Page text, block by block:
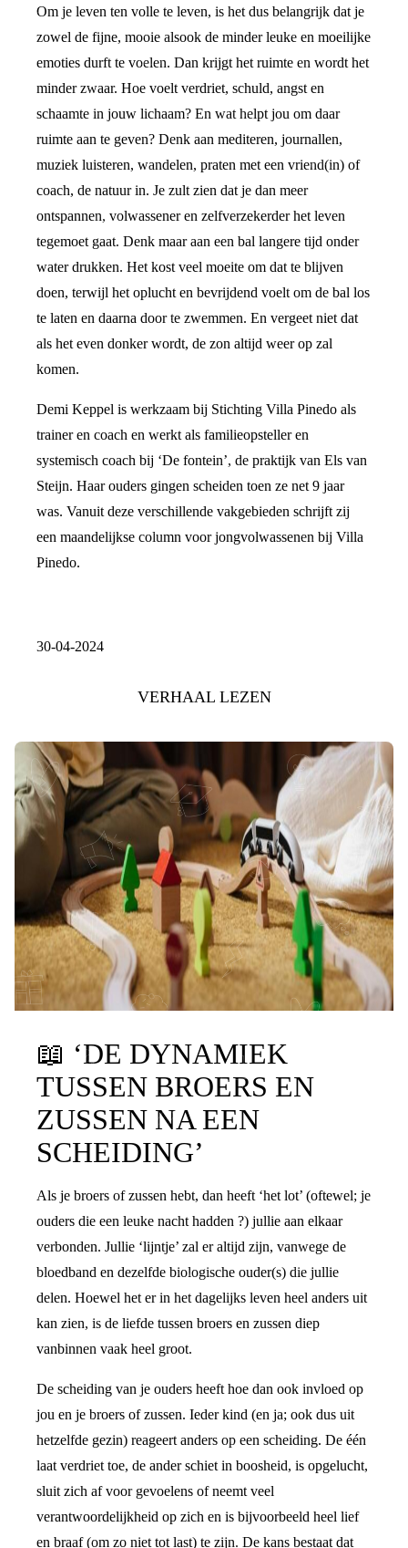
Om je leven ten volle te leven, is het dus belangrijk dat je
zowel de fijne, mooie alsook de minder leuke en moeilijke
emoties durft te voelen. Dan krijgt het ruimte en wordt het
minder zwaar. Hoe voelt verdriet, schuld, angst en
schaamte in jouw lichaam? En wat helpt jou om daar
ruimte aan te geven? Denk aan mediteren, journallen,
muziek luisteren, wandelen, praten met een vriend(in) of
coach, de natuur in. Je zult zien dat je dan meer
ontspannen, volwassener en zelfverzekerder het leven
tegemoet gaat. Denk maar aan een bal langere tijd onder
water drukken. Het kost veel moeite om dat te blijven
doen, terwijl het oplucht en bevrijdend voelt om de bal los
te laten en daarna door te zwemmen. En vergeet niet dat
als het even donker wordt, de zon altijd weer op zal
komen.
Demi Keppel is werkzaam bij Stichting Villa Pinedo als
trainer en coach en werkt als familieopsteller en
systemisch coach bij ‘De fontein’, de praktijk van Els van
Steijn. Haar ouders gingen scheiden toen ze net 9 jaar
was. Vanuit deze verschillende vakgebieden schrijft zij
een maandelijkse column voor jongvolwassenen bij Villa
Pinedo.
30-04-2024
VERHAAL LEZEN
📖 ‘DE DYNAMIEK
TUSSEN BROERS EN
ZUSSEN NA EEN
SCHEIDING’
Als je broers of zussen hebt, dan heeft ‘het lot’ (oftewel; je
ouders die een leuke nacht hadden ?) jullie aan elkaar
verbonden. Jullie ‘lijntje’ zal er altijd zijn, vanwege de
bloedband en dezelfde biologische ouder(s) die jullie
delen. Hoewel het er in het dagelijks leven heel anders uit
kan zien, is de liefde tussen broers en zussen diep
vanbinnen vaak heel groot.
De scheiding van je ouders heeft hoe dan ook invloed op
jou en je broers of zussen. Ieder kind (en ja; ook dus uit
hetzelfde gezin) reageert anders op een scheiding. De één
laat verdriet toe, de ander schiet in boosheid, is opgelucht,
sluit zich af voor gevoelens of neemt veel
verantwoordelijkheid op zich en is bijvoorbeeld heel lief
en braaf (om zo niet tot last) te zijn. De kans bestaat dat